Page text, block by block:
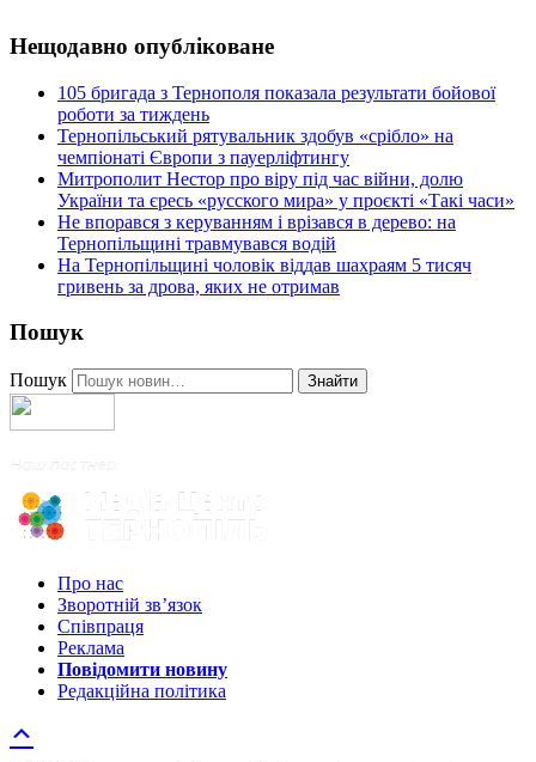
Нещодавно опубліковане
105 бригада з Тернополя показала результати бойової
роботи за тиждень
Тернопільський рятувальник здобув «срібло» на
чемпіонаті Європи з пауерліфтингу
Митрополит Нестор про віру під час війни, долю
України та єресь «русского мира» у проєкті «Такі часи»
Не впорався з керуванням і врізався в дерево: на
Тернопільщині травмувався водій
На Тернопільщині чоловік віддав шахраям 5 тисяч
гривень за дрова, яких не отримав
Пошук
Пошук Знайти
Про нас
Зворотній зв’язок
Співпраця
Реклама
Повідомити новину
Редакційна політика